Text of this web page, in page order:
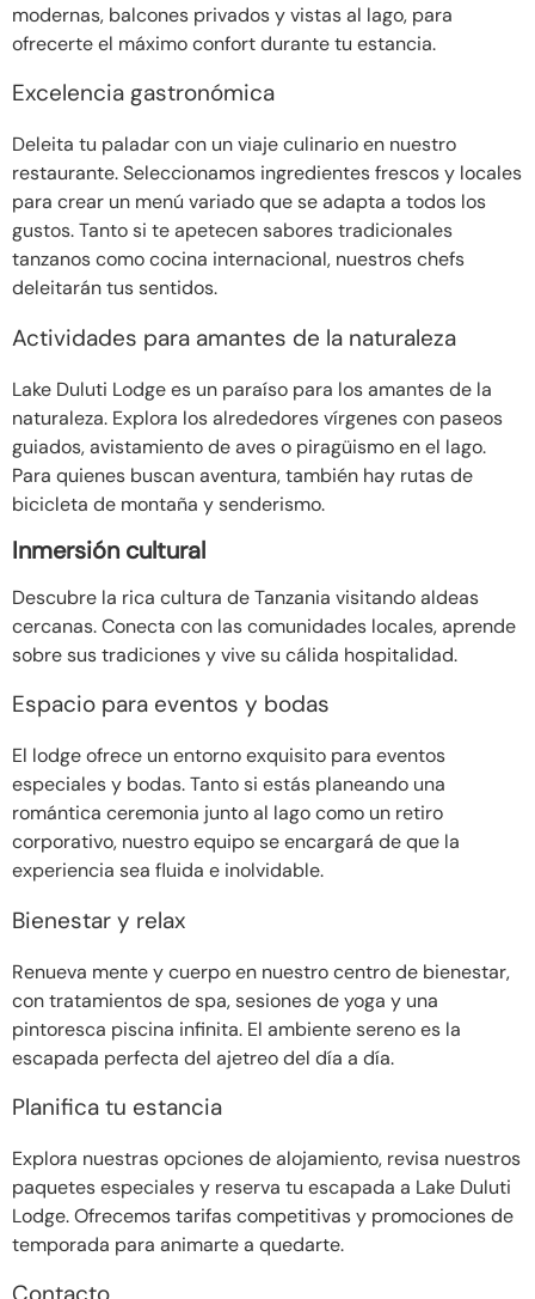
modernas, balcones privados y vistas al lago, para
ofrecerte el máximo confort durante tu estancia.
Excelencia gastronómica
Deleita tu paladar con un viaje culinario en nuestro
restaurante. Seleccionamos ingredientes frescos y locales
para crear un menú variado que se adapta a todos los
gustos. Tanto si te apetecen sabores tradicionales
tanzanos como cocina internacional, nuestros chefs
deleitarán tus sentidos.
Actividades para amantes de la naturaleza
Lake Duluti Lodge es un paraíso para los amantes de la
naturaleza. Explora los alrededores vírgenes con paseos
guiados, avistamiento de aves o piragüismo en el lago.
Para quienes buscan aventura, también hay rutas de
bicicleta de montaña y senderismo.
Inmersión cultural
Descubre la rica cultura de Tanzania visitando aldeas
cercanas. Conecta con las comunidades locales, aprende
sobre sus tradiciones y vive su cálida hospitalidad.
Espacio para eventos y bodas
El lodge ofrece un entorno exquisito para eventos
especiales y bodas. Tanto si estás planeando una
romántica ceremonia junto al lago como un retiro
corporativo, nuestro equipo se encargará de que la
experiencia sea fluida e inolvidable.
Bienestar y relax
Renueva mente y cuerpo en nuestro centro de bienestar,
con tratamientos de spa, sesiones de yoga y una
pintoresca piscina infinita. El ambiente sereno es la
escapada perfecta del ajetreo del día a día.
Planifica tu estancia
Explora nuestras opciones de alojamiento, revisa nuestros
paquetes especiales y reserva tu escapada a Lake Duluti
Lodge. Ofrecemos tarifas competitivas y promociones de
temporada para animarte a quedarte.